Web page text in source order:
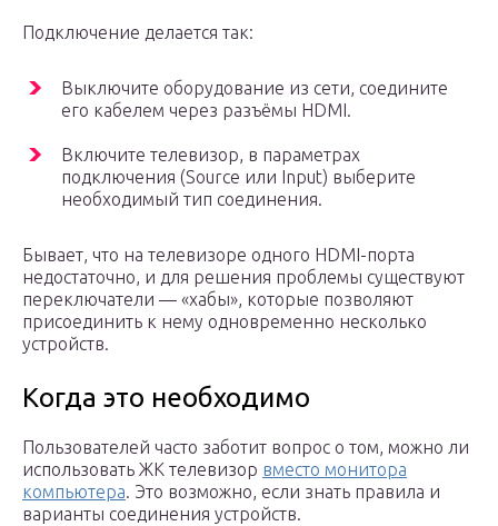
Подключение делается так:
Выключите оборудование из сети, соедините
его кабелем через разъёмы HDMI.
Включите телевизор, в параметрах
подключения (Source или Input) выберите
необходимый тип соединения.
Бывает, что на телевизоре одного HDMI-порта
недостаточно, и для решения проблемы существуют
переключатели — «хабы», которые позволяют
присоединить к нему одновременно несколько
устройств.
Когда это необходимо
Пользователей часто заботит вопрос о том, можно ли
использовать ЖК телевизор вместо монитора
компьютера. Это возможно, если знать правила и
варианты соединения устройств.